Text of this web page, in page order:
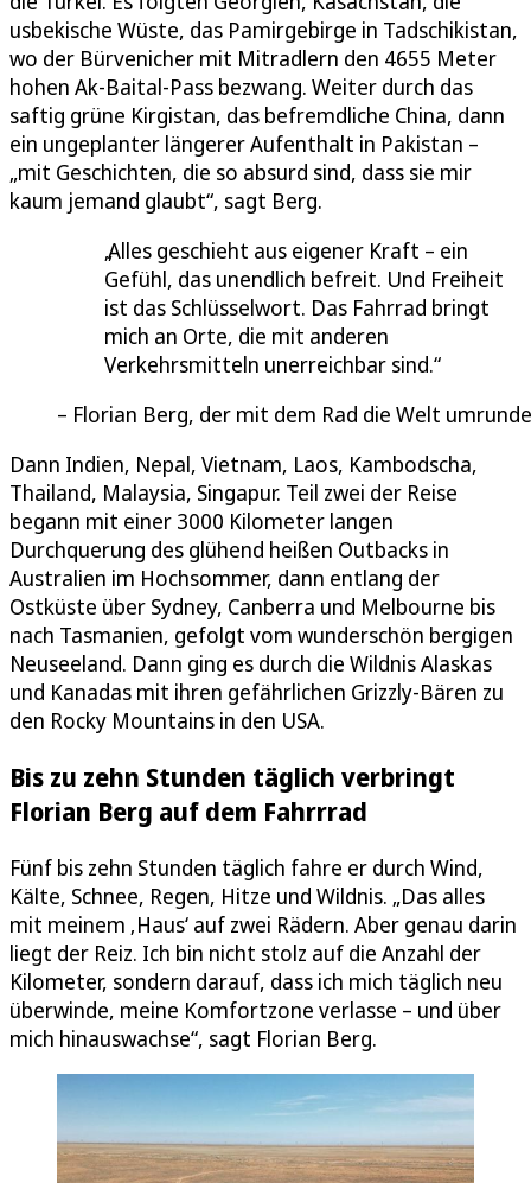
usbekische Wüste, das Pamirgebirge in Tadschikistan,
wo der Bürvenicher mit Mitradlern den 4655 Meter
hohen Ak-Baital-Pass bezwang. Weiter durch das
saftig grüne Kirgistan, das befremdliche China, dann
ein ungeplanter längerer Aufenthalt in Pakistan –
„mit Geschichten, die so absurd sind, dass sie mir
kaum jemand glaubt“, sagt Berg.
Alles geschieht aus eigener Kraft – ein
Gefühl, das unendlich befreit. Und Freiheit
ist das Schlüsselwort. Das Fahrrad bringt
mich an Orte, die mit anderen
Verkehrsmitteln unerreichbar sind.
Florian Berg, der mit dem Rad die Welt
Dann Indien, Nepal, Vietnam, Laos, Kambodscha,
Thailand, Malaysia, Singapur. Teil zwei der Reise
begann mit einer 3000 Kilometer langen
Durchquerung des glühend heißen Outbacks in
Australien im Hochsommer, dann entlang der
Ostküste über Sydney, Canberra und Melbourne bis
nach Tasmanien, gefolgt vom wunderschön bergigen
Neuseeland. Dann ging es durch die Wildnis Alaskas
und Kanadas mit ihren gefährlichen Grizzly-Bären zu
den Rocky Mountains in den USA.
Bis zu zehn Stunden täglich verbringt
Florian Berg auf dem Fahrrrad
Fünf bis zehn Stunden täglich fahre er durch Wind,
Kälte, Schnee, Regen, Hitze und Wildnis. „Das alles
mit meinem ‚Haus‘ auf zwei Rädern. Aber genau darin
liegt der Reiz. Ich bin nicht stolz auf die Anzahl der
Kilometer, sondern darauf, dass ich mich täglich neu
überwinde, meine Komfortzone verlasse – und über
mich hinauswachse“, sagt Florian Berg.